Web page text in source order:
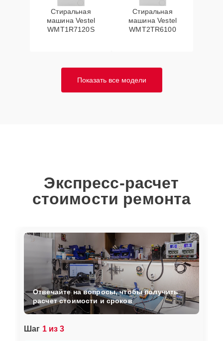
Стиральная
машина Vestel
WMT1R7120S
Стиральная
машина Vestel
WMT2TR6100
Показать все модели
Экспресс-расчет
стоимости ремонта
Шаг 1 из 3
Отвечайте на вопросы, чтобы получить
расчет стоимости и сроков